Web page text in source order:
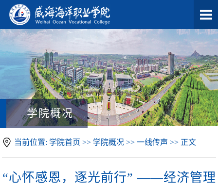
学院概况
当前位置: 学院首页 >> 学院概况 >> 一线传声 >> 正文
“心怀感恩，逐光前行” ——经济管理